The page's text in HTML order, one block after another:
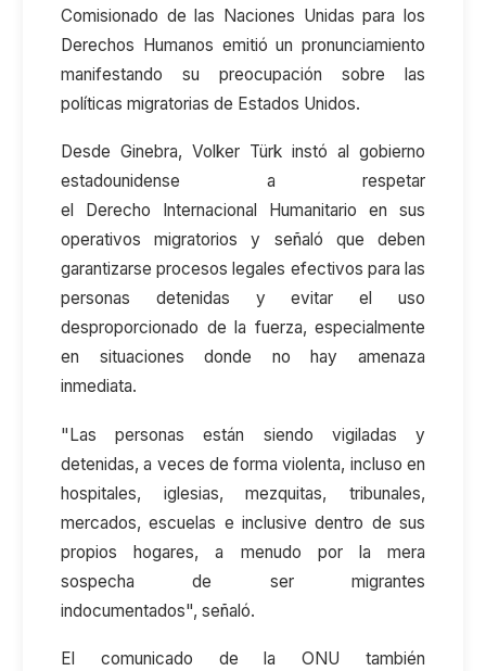
Comisionado de las Naciones Unidas para los
Derechos Humanos emitió un pronunciamiento
manifestando su preocupación sobre las
políticas migratorias de Estados Unidos.
Desde Ginebra, Volker Türk instó al gobierno
estadounidense a respetar
el Derecho Internacional Humanitario en sus
operativos migratorios y señaló que deben
garantizarse procesos legales efectivos para las
personas detenidas y evitar el uso
desproporcionado de la fuerza, especialmente
en situaciones donde no hay amenaza
inmediata.
"Las personas están siendo vigiladas y
detenidas, a veces de forma violenta, incluso en
hospitales, iglesias, mezquitas, tribunales,
mercados, escuelas e inclusive dentro de sus
propios hogares, a menudo por la mera
sospecha de ser migrantes
indocumentados", señaló.
El comunicado de la ONU también